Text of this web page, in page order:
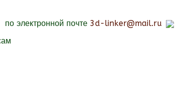
по электронной почте 3d-linker@mail.ru